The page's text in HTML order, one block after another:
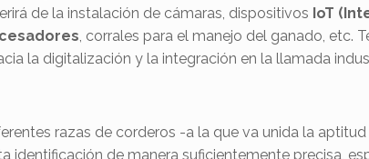
de la instalación de cámaras, dispositivos IoT
, corrales para el manejo del ganado, etc.
la digitalización y la integración en la llamada
razas de corderos -a la que va unida la
identificación de manera suficientemente precisa,